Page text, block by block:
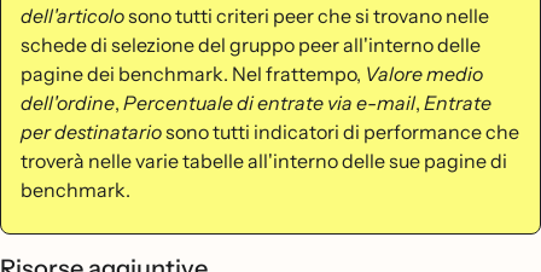
dell'articolosono tutti criteri peer che si trovano nelle
schede di selezione del gruppo peer all'interno delle
pagine dei benchmark. Nel frattempo, Valore medio
dell'ordine, Percentuale di entrate via e-mail, Entrate
per destinatariosono tutti indicatori di performance che
troverà nelle varie tabelle all'interno delle sue pagine di
benchmark.